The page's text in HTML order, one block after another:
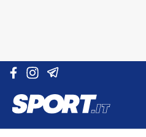
Vai al contenuto